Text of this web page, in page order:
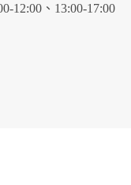
12:00、13:00-17:00